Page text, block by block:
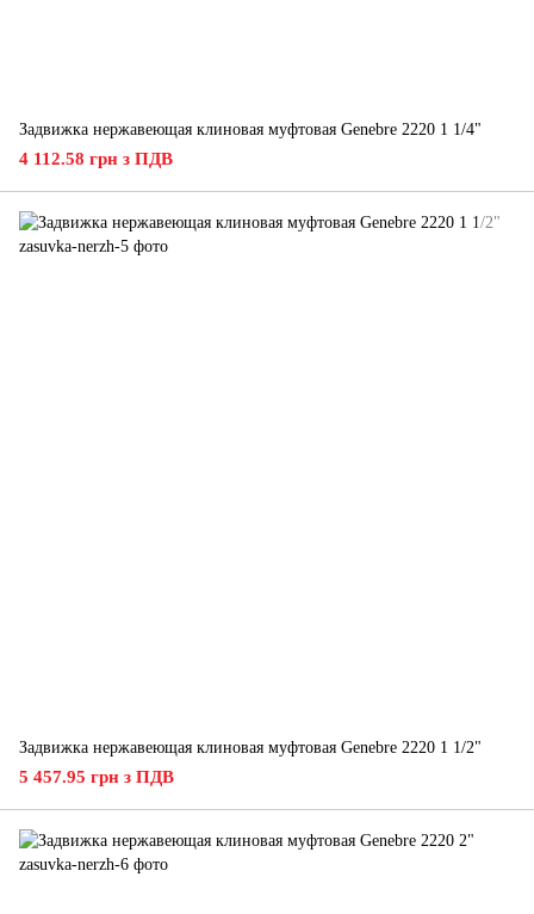
Задвижка нержавеющая клиновая муфтовая Genebre 2220 1 1/4"
4 112.58 грн з ПДВ
Задвижка нержавеющая клиновая муфтовая Genebre 2220 1 1/2"
5 457.95 грн з ПДВ